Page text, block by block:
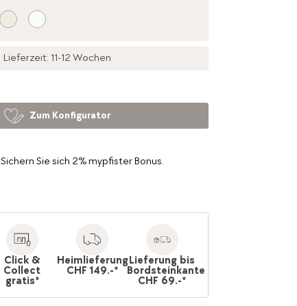
Lieferzeit: 11-12 Wochen
Sichern Sie sich 2% mypfister Bonus.
Zum Konfigurator
Click &
Collect
gratis*
Heimlieferung
CHF 149.-*
Lieferung bis
Bordsteinkante
CHF 69.-*